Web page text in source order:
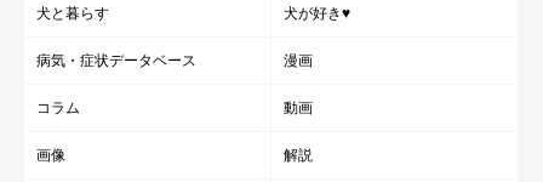
犬と暮らす 犬が好き♥
病気・症状データベース 漫画
コラム 動画
画像 解説